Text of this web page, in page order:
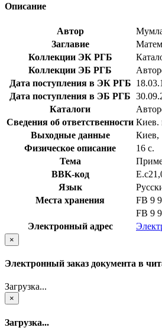
Описание
Автор
Заглавие
Коллекции ЭК РГБ
Коллекции ЭБ РГБ
Дата поступления в ЭК РГБ
Дата поступления в ЭБ РГБ
Каталоги
Сведения об ответственности Киев.
Выходные данные
Киев,
Физическое описание
16 с.
Тема
BBK-код
Язык
Места хранения
FB 9
FB 9
Электронный адрес
×
Электронный заказ документа в
Загрузка...
×
Загрузка...